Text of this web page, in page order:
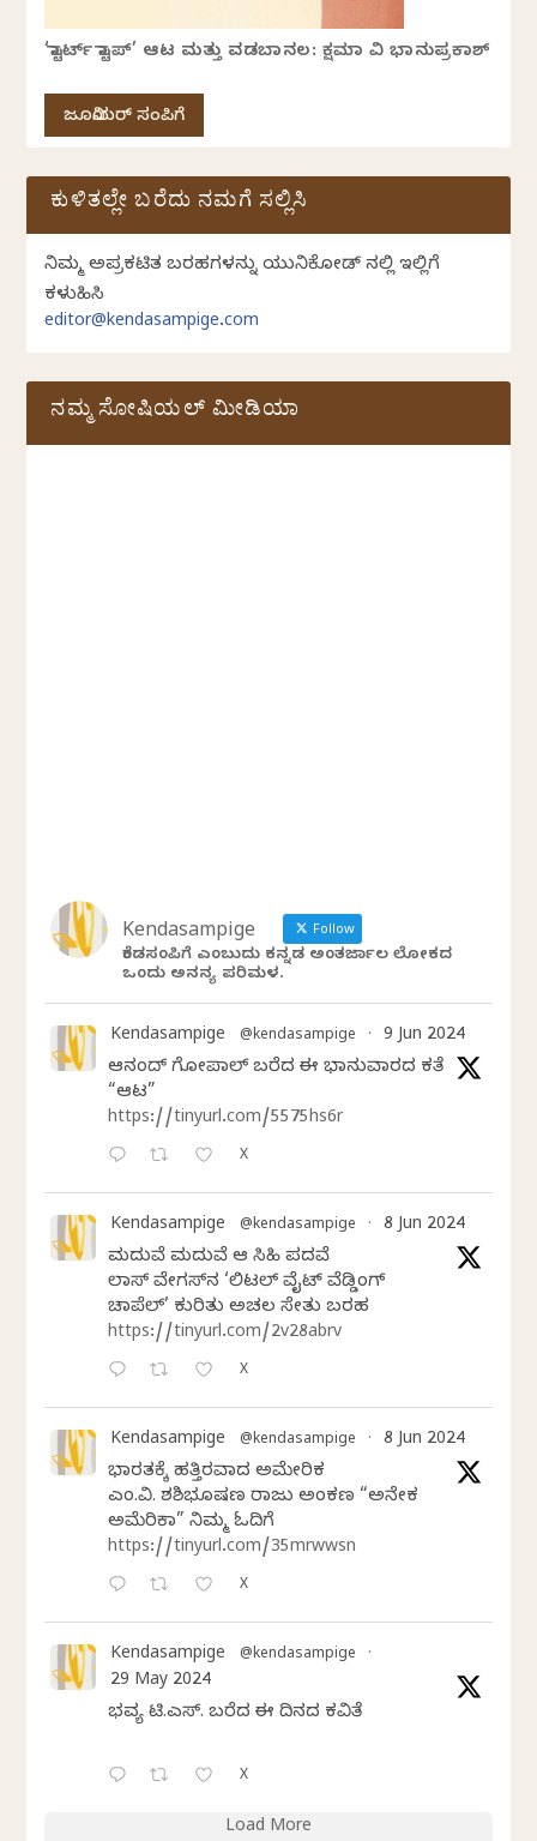
‘ಸ್ಟಾರ್ಟ್ ಸ್ಟಾಪ್’ ಆಟ ಮತ್ತು ವಡಬಾನಲ: ಕ್ಷಮಾ ವಿ ಭಾನುಪ್ರಕಾಶ್
ಜೂನಿಯರ್ ಸಂಪಿಗೆ
ಕುಳಿತಲ್ಲೇ ಬರೆದು ನಮಗೆ ಸಲ್ಲಿಸಿ
ನಿಮ್ಮ ಅಪ್ರಕಟಿತ ಬರಹಗಳನ್ನು ಯುನಿಕೋಡ್ ನಲ್ಲಿ ಇಲ್ಲಿಗೆ
ಕಳುಹಿಸಿ
editor@kendasampige.com
ನಮ್ಮ ಸೋಷಿಯಲ್‌ ಮೀಡಿಯಾ
Kendasampige Follow
ಕೆಂಡಸಂಪಿಗೆ ಎಂಬುದು ಕನ್ನಡ ಅಂತರ್ಜಾಲ ಲೋಕದ
ಒಂದು ಅನನ್ಯ ಪರಿಮಳ.
Kendasampige @kendasampige · 9 Jun 2024
ಆನಂದ್‌ ಗೋಪಾಲ್‌ ಬರೆದ ಈ ಭಾನುವಾರದ ಕತೆ
“ಆಟ”
https://tinyurl.com/5575hs6r
X
Kendasampige @kendasampige · 8 Jun 2024
ಮದುವೆ ಮದುವೆ ಆ ಸಿಹಿ ಪದವೆ
ಲಾಸ್‌ ವೇಗಸ್‌ನ ‘ಲಿಟಲ್ ವೈಟ್ ವೆಡ್ಡಿಂಗ್
ಚಾಪೆಲ್’ ಕುರಿತು ಅಚಲ ಸೇತು ಬರಹ
https://tinyurl.com/2v28abrv
X
Kendasampige @kendasampige · 8 Jun 2024
ಭಾರತಕ್ಕೆ ಹತ್ತಿರವಾದ ಅಮೇರಿಕ
ಎಂ.ವಿ. ಶಶಿಭೂಷಣ ರಾಜು ಅಂಕಣ “ಅನೇಕ
ಅಮೆರಿಕಾ” ನಿಮ್ಮ ಓದಿಗೆ
https://tinyurl.com/35mrwwsn
X
Kendasampige @kendasampige ·
29 May 2024
ಭವ್ಯ ಟಿ.ಎಸ್. ಬರೆದ ಈ ದಿನದ ಕವಿತೆ
X
Load More